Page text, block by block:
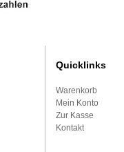
Quicklinks
Warenkorb
Mein Konto
Zur Kasse
Kontakt